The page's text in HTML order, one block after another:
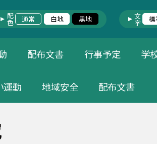
配色 通常 白地 黒地 文字
配布文書 行事予定 学
運動 地域安全 配布文書